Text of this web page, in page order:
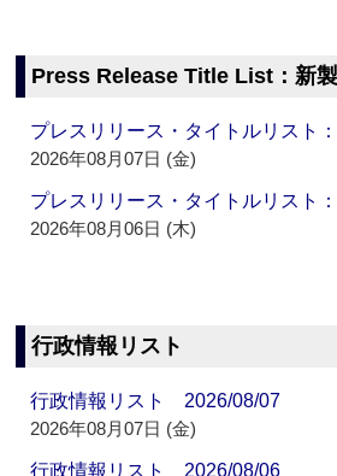
Press Release Title List：新
プレスリリース・タイトルリスト
2026年08月07日 (金)
プレスリリース・タイトルリスト
2026年08月06日 (木)
行政情報リスト
行政情報リスト 2026/08/07
2026年08月07日 (金)
行政情報リスト 2026/08/06